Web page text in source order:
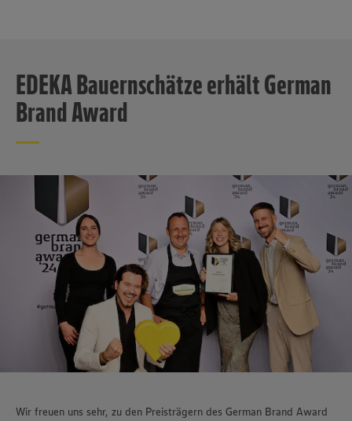
EDEKA Bauernschätze erhält German
Brand Award
Wir freuen uns sehr, zu den Preisträgern des German Brand Award